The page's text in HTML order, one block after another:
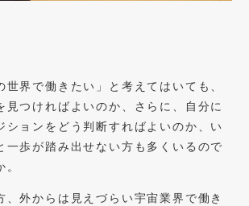
世界で働きたい」と考えてはいても、
見つければよいのか、さらに、自分に
ションをどう判断すればよいのか、い
一歩が踏み出せない方も多くいるので
、外からは見えづらい宇宙業界で働き